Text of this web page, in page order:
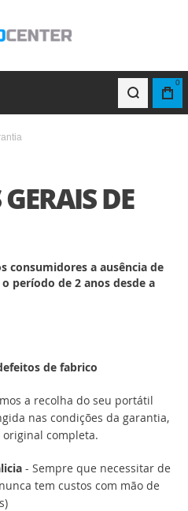
0
DE
consumidores a ausência de
período de 2 anos desde a
de fabrico
a recolha do seu portátil
nas condições da garantia,
original completa.
- Sempre que necessitar de
tem custos com mão de